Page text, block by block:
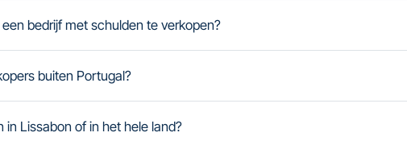
bedrijf met schulden te verkopen?
buiten Portugal?
in Lissabon of in het hele land?